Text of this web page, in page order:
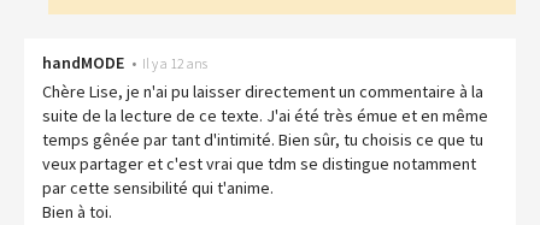
handMODE • Il y a 12 ans
Chère Lise, je n'ai pu laisser directement un commentaire à la
suite de la lecture de ce texte. J'ai été très émue et en même
temps gênée par tant d'intimité. Bien sûr, tu choisis ce que tu
veux partager et c'est vrai que tdm se distingue notamment
par cette sensibilité qui t'anime.
Bien à toi.